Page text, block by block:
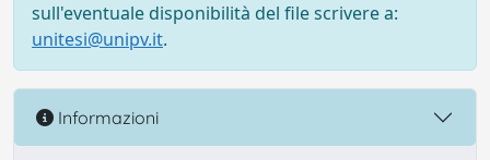
sull'eventuale disponibilità del file scrivere a:
unitesi@unipv.it.
Informazioni